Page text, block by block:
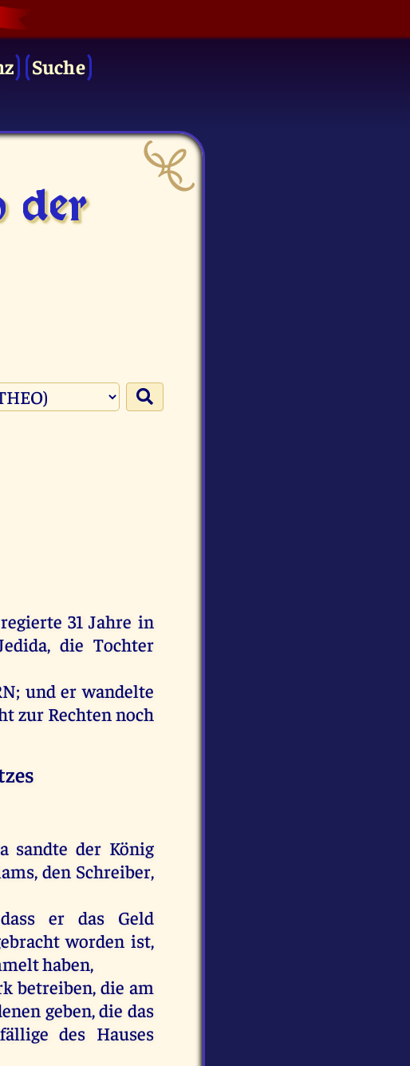
Suche
der
regierte 31Jahre in
,die Tochter
; und er wandelte
zur Rechten noch
sandte der König
den Schreiber,
er das
Geld
worden ist,
haben,
betreiben, die am
geben,die das
des Hauses